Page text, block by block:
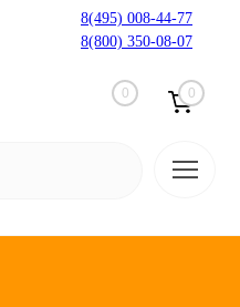
8(495) 008-44-77
8(800) 350-08-07
0 0